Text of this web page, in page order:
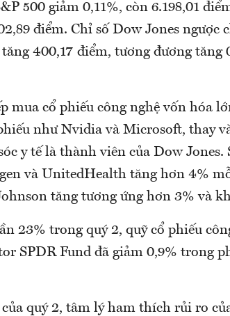
500 giảm 0,11%, còn 6.198,01
điểm. Chỉ số Dow Jones ngược
400,17 điểm, tương đương tăng
mua cổ phiếu công nghệ vốn hóa
như Nvidia và Microsoft, thay
y tế là thành viên của Dow Jones.
và UnitedHealth tăng hơn 4%
tăng tương ứng hơn 3% và
23% trong quý 2, quỹ cổ phiếu
SPDR Fund đã giảm 0,9% trong
quý 2, tâm lý ham thích rủi ro